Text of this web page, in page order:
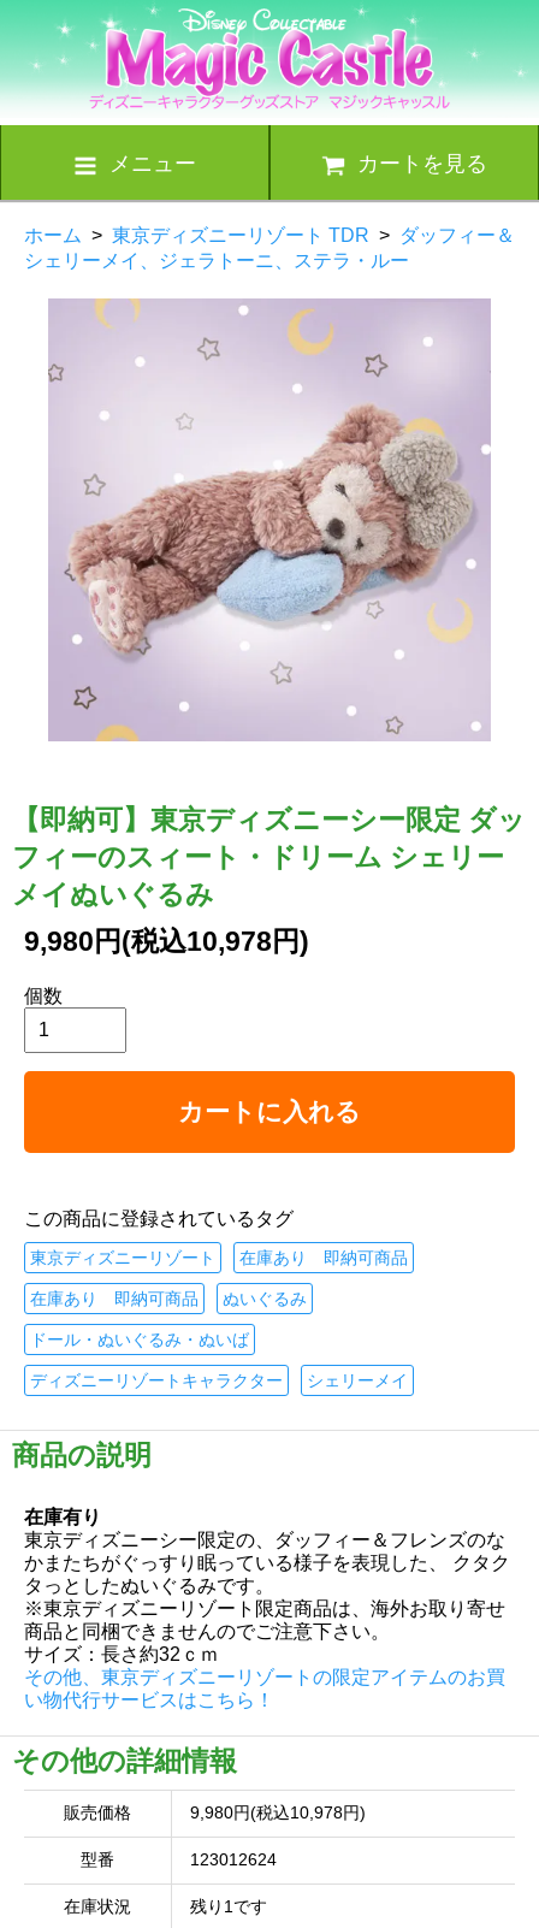
メニュー カートを見る
ホーム > 東京ディズニーリゾート TDR > ダッフィー＆
シェリーメイ、ジェラトーニ、ステラ・ルー
【即納可】東京ディズニーシー限定 ダッ
フィーのスィート・ドリーム シェリー
メイぬいぐるみ
9,980円(税込10,978円)
個数
カートに入れる
この商品に登録されているタグ
東京ディズニーリゾート 在庫あり 即納可商品
在庫あり 即納可商品 ぬいぐるみ
ドール・ぬいぐるみ・ぬいば
ディズニーリゾートキャラクター シェリーメイ
商品の説明
在庫有り
東京ディズニーシー限定の、ダッフィー＆フレンズのな
かまたちがぐっすり眠っている様子を表現した、 クタク
タっとしたぬいぐるみです。
※東京ディズニーリゾート限定商品は、海外お取り寄せ
商品と同梱できませんのでご注意下さい。
サイズ：長さ約32ｃｍ
その他、東京ディズニーリゾートの限定アイテムのお買
い物代行サービスはこちら！
その他の詳細情報
販売価格 9,980円(税込10,978円)
型番 123012624
在庫状況 残り1です